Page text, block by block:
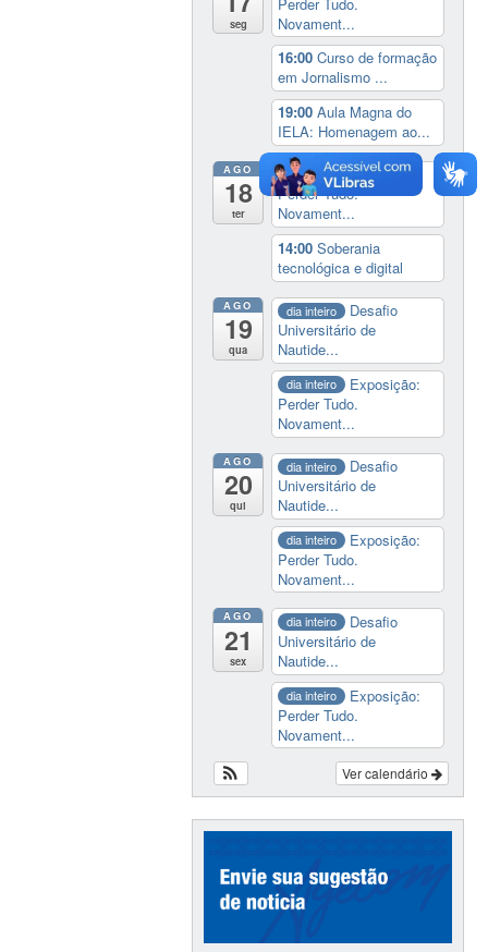
seg
Novament...
16:00Curso de formação
em Jornalismo ...
19:00Aula Magna do
IELA: Homenagem ao...
AGO
18
ter
dia inteiro
Exposição:
Perder Tudo.
Novament...
14:00Soberania
tecnológica e digital
AGO
19
qua
dia inteiro
Desafio
Universitário de
Nautide...
dia inteiro
Exposição:
Perder Tudo.
Novament...
AGO
20
qui
dia inteiro
Desafio
Universitário de
Nautide...
dia inteiro
Exposição:
Perder Tudo.
Novament...
AGO
21
sex
dia inteiro
Desafio
Universitário de
Nautide...
dia inteiro
Exposição:
Perder Tudo.
Novament...
Ver calendário